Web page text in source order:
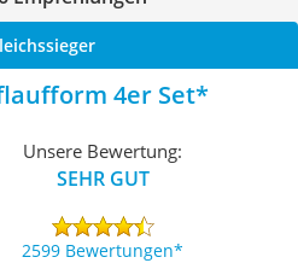
4er Set
Unsere Bewertung:
SEHR GUT
2599 Bewertungen